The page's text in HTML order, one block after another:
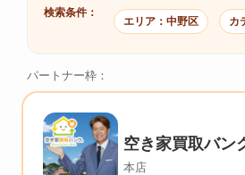
検索条件：
エリア：中野区 カ
パートナー枠：
空き家買取バン
本店